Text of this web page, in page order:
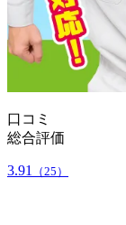
口コミ
総合評価
3.91 （25）